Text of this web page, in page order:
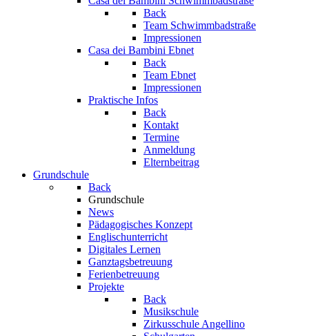
Back
Team Schwimmbadstraße
Impressionen
Casa dei Bambini Ebnet
Back
Team Ebnet
Impressionen
Praktische Infos
Back
Kontakt
Termine
Anmeldung
Elternbeitrag
Grundschule
Back
Grundschule
News
Pädagogisches Konzept
Englischunterricht
Digitales Lernen
Ganztagsbetreuung
Ferienbetreuung
Projekte
Back
Musikschule
Zirkusschule Angellino